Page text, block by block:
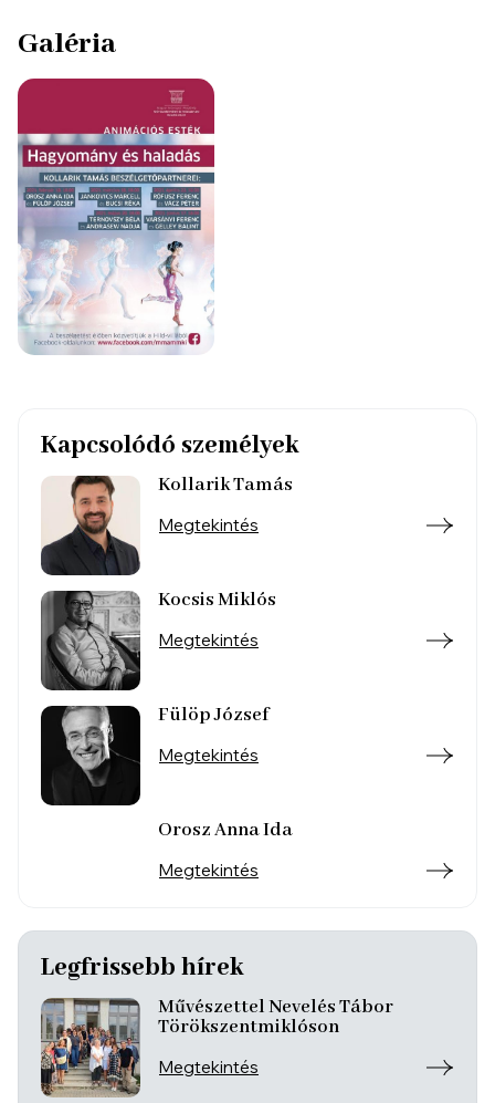
Galéria
Kapcsolódó személyek
Kollarik Tamás
Megtekintés
Kocsis Miklós
Megtekintés
Fülöp József
Megtekintés
Orosz Anna Ida
Megtekintés
Legfrissebb hírek
Művészettel Nevelés Tábor
Törökszentmiklóson
Megtekintés